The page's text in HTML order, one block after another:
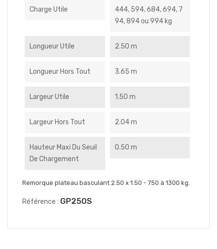
Charge Utile
444, 594, 684, 694, 7
94, 894 ou 994 kg
Longueur Utile 2.50 m
Longueur Hors Tout 3.65 m
Largeur Utile 1.50 m
Largeur Hors Tout 2.04 m
Hauteur Maxi Du Seuil
De Chargement
0.50 m
Remorque plateau basculant 2.50 x 1.50 - 750 à 1300 kg.
Référence : GP250S